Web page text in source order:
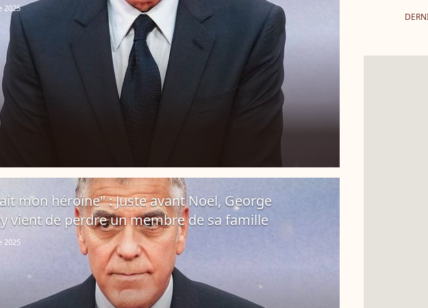
2025
mon héroïne" : Juste avant Noël, George
vient de perdre un membre de sa famille
2025